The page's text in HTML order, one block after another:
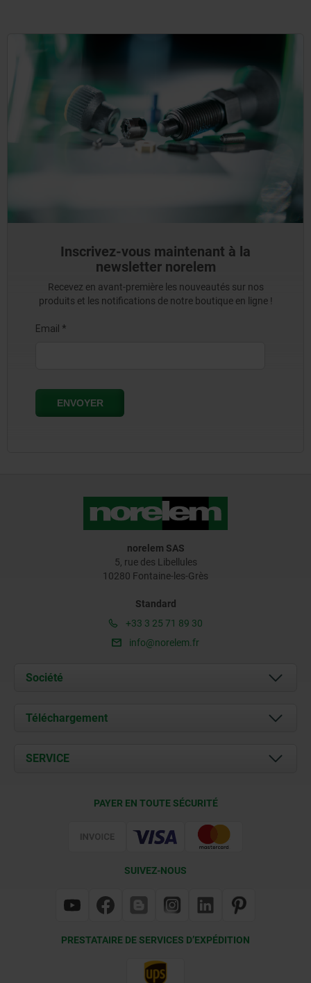
Inscrivez-vous maintenant à la
newsletter norelem
Recevez en avant-première les nouveautés sur nos
produits et les notifications de notre boutique en ligne !
norelem SAS
5, rue des Libellules
10280 Fontaine-les-Grès
Standard
+33 3 25 71 89 30
info@norelem.fr
Société
À propos de nous
Contact
Téléchargement
Documents
SERVICE
PAYER EN TOUTE SÉCURITÉ
SUIVEZ-NOUS
PRESTATAIRE DE SERVICES D’EXPÉDITION